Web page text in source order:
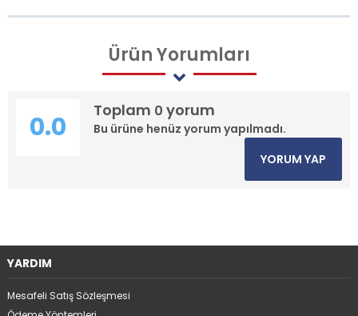
ÜrünYorumları
Toplam 0 yorum
Bu ürüne henüz yorum yapılmadı.
0.0
YORUM YAP
YARDIM
Mesafeli Satış Sözleşmesi